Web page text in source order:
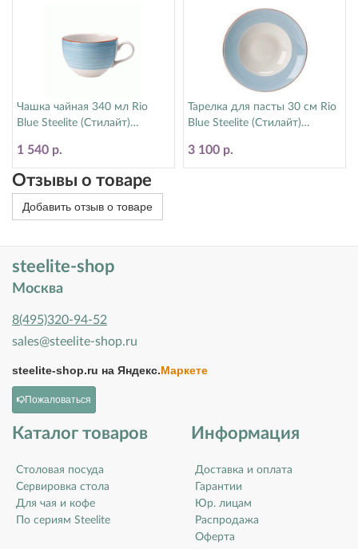
Чашка чайная 340 мл Rio
Blue Steelite (Стилайт)
1 540 р.
Тарелка для пасты 30 см Rio
Blue Steelite (Стилайт)
3 100 р.
Отзывы о товаре
Добавить отзыв о товаре
steelite-shop
Москва
8(495)320-94-52
sales@steelite-shop.ru
steelite-shop.ru на Яндекс.Маркете
Пожаловаться
Каталог товаров
Столовая посуда
Сервировка стола
Для чая и кофе
По сериям Steelite
Информация
Доставка и оплата
Гарантии
Юр. лицам
Распродажа
Оферта